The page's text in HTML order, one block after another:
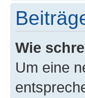
Wie
Um eine